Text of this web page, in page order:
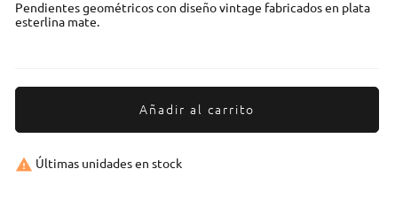
Pendientes geométricos con diseño vintage fabricados en plata
esterlina mate.
Añadir al carrito
 Últimas unidades en stock